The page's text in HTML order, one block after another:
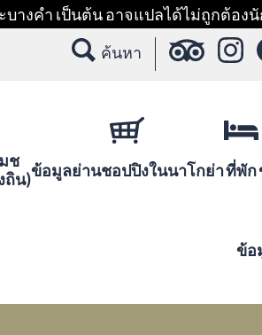
บางคำ เป็นต้น อาจแปลได้ไม่ถูกต้อง
ค้นหา
ช
ถิน)ข้อมูลย่านชอปปิงในนาโกย่าที่พัก
ข้อ